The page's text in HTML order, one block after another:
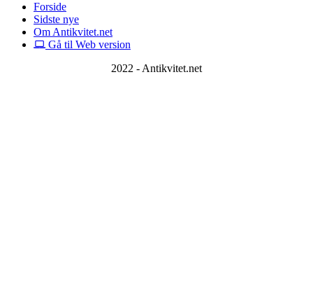
Forside
Sidste nye
Om Antikvitet.net
Gå til Web version
2022 - Antikvitet.net